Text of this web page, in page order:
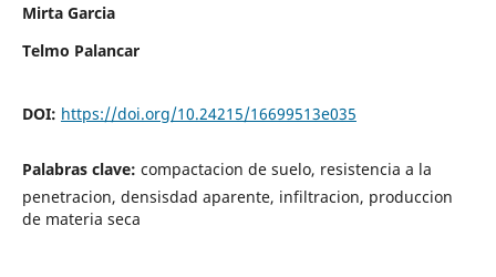
Mirta Garcia
Telmo Palancar
DOI: https://doi.org/10.24215/16699513e035
Palabras clave: compactacion de suelo, resistencia a la
penetracion, densisdad aparente, infiltracion, produccion
de materia seca